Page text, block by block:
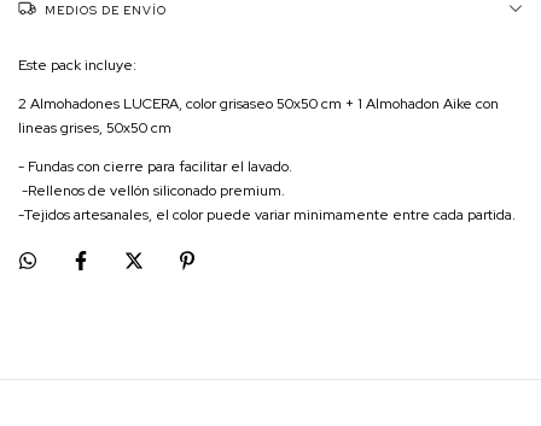
MEDIOS DE ENVÍO
Este pack incluye:
2 Almohadones LUCERA, color grisaseo 50x50 cm + 1 Almohadon Aike con
lineas grises, 50x50 cm
- Fundas con cierre para facilitar el lavado.
-Rellenos de vellón siliconado premium.
-Tejidos artesanales, el color puede variar minimamente entre cada partida.